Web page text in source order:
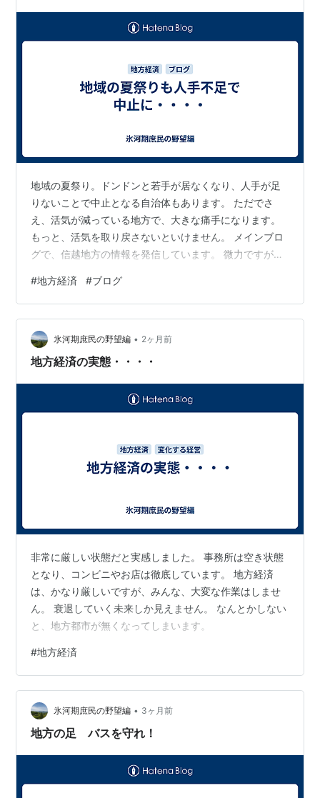
地域の夏祭り。ドンドンと若手が居なくなり、人手が足
りないことで中止となる自治体もあります。 ただでさ
え、活気が減っている地方で、大きな痛手になります。
もっと、活気を取り戻さないといけません。 メインブロ
グで、信越地方の情報を発信しています。 微力ですが、
ます。
#地方経済 #ブログ
氷河期庶民の野望編 • 2ヶ月前
地方経済の実態・・・・
非常に厳しい状態だと実感しました。 事務所は空き状態
となり、コンビニやお店は徹底しています。 地方経済
は、かなり厳しいですが、みんな、大変な作業はしませ
ん。 衰退していく未来しか見えません。 なんとかしない
と、地方都市が無くなってしまいます。
#地方経済
氷河期庶民の野望編 • 3ヶ月前
地方の足 バスを守れ！